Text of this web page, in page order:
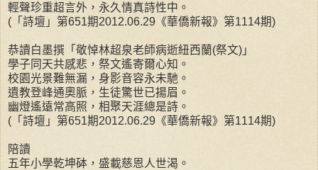
輕聲珍重超言外，永久情真詩性中。
(「詩壇」第651期2012.06.29《華僑新報》第1114期)
恭讀白墨撰「敬悼林超泉老師病逝紐西蘭(祭文)」
學子同天共感悲，祭文遙寄爾心知。
校園光景難無漏，身影音容永未馳。
遺教登峰通奧脈，生徒驚世已揚眉。
幽燈遙遠常高照，相聚天涯總是詩。
(「詩壇」第651期2012.06.29《華僑新報》第1114期)
陪讀
五年小學乾坤砵，盛載慈恩人世渴。